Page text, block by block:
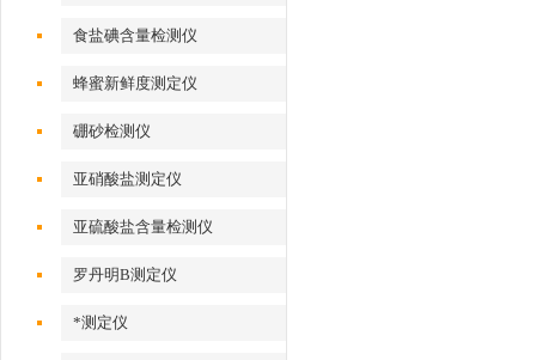
食盐碘含量检测仪
蜂蜜新鲜度测定仪
硼砂检测仪
亚硝酸盐测定仪
亚硫酸盐含量检测仪
罗丹明B测定仪
*测定仪